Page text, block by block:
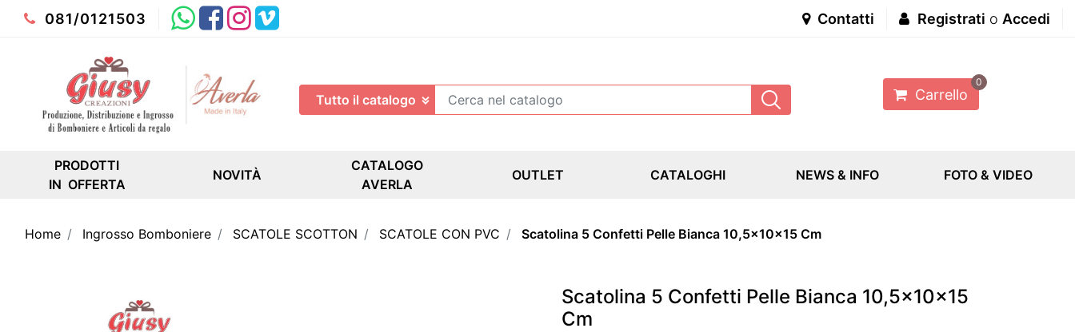
081/0121503 Whatsapp
FacebookInstagram
Youtube Contatti Registrati o Accedi
Carrello
0
PRODOTTI
IN OFFERTA
NOVITÀ
CATALOGO
AVERLA
OUTLET CATALOGHI NEWS & INFO FOTO & VIDEO
Home Ingrosso Bomboniere SCATOLE SCOTTON SCATOLE CON PVC Scatolina 5 Confetti Pelle Bianca 10,5x10x15 Cm
Scatolina 5 Confetti Pelle Bianca 10,5x10x15
Cm